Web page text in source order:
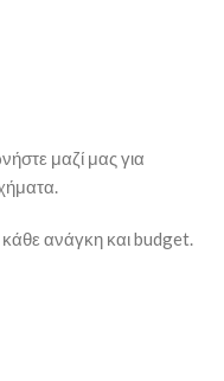
μαζί μας για
κάθε ανάγκη και budget.